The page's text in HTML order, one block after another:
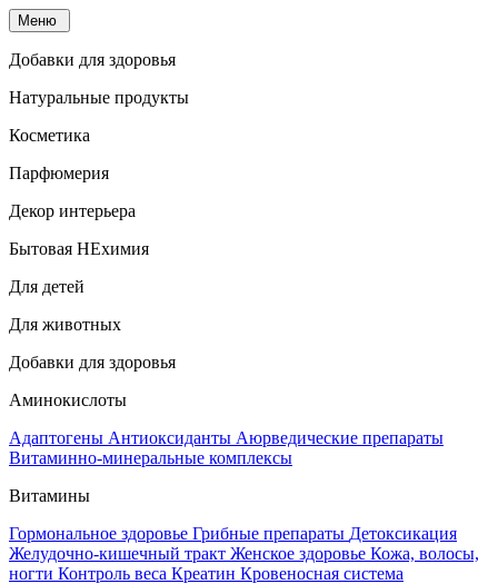
Меню
Добавки для здоровья
Натуральные продукты
Косметика
Парфюмерия
Декор интерьера
Бытовая НЕхимия
Для детей
Для животных
Добавки для здоровья
Аминокислоты
Адаптогены Антиоксиданты Аюрведические препараты
Витаминно-минеральные комплексы
Витамины
Гормональное здоровье Грибные препараты Детоксикация
Желудочно-кишечный тракт Женское здоровье Кожа, волосы,
ногти Контроль веса Креатин Кровеносная система